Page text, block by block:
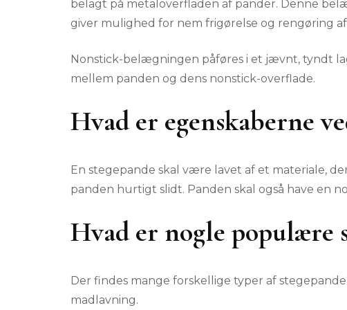
belagt på metaloverfladen af pander. Denne
giver mulighed for nem frigørelse og rengøring
Nonstick-belægningen påføres i et jævnt, tyndt
mellem panden og dens nonstick-overflade.
Hvad er egenskaberne
En stegepande skal være lavet af et materiale,
panden hurtigt slidt. Panden skal også have en
Hvad er nogle populære
Der findes mange forskellige typer af
madlavning.